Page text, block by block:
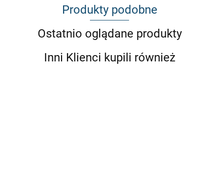
Produkty podobne
Ostatnio oglądane produkty
Inni Klienci kupili również